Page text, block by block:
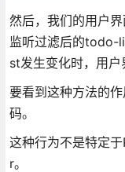
然后，我们的用户
监听过滤后的todo-
st发生变化时，用户
要看到这种方法的
码。
这种行为不是特定
r。